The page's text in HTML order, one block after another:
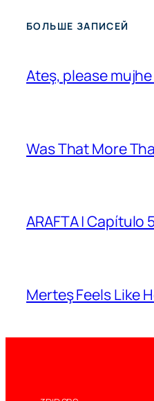
БОЛЬШЕ ЗАПИСЕЙ
Ateş, please
Was That More
ARAFTA |
Merteş Feels Like